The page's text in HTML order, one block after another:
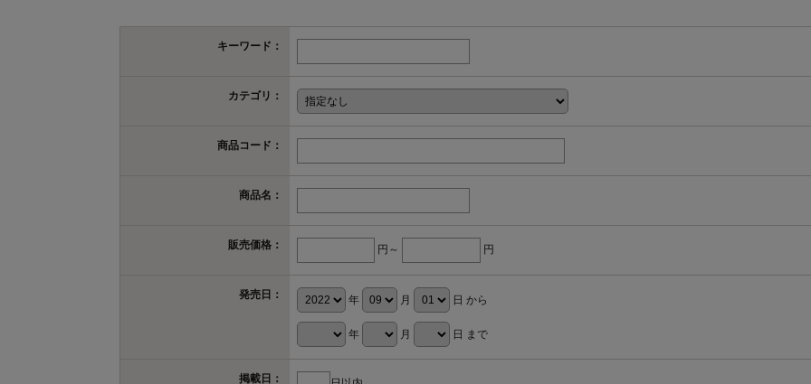
キーワード：
カテゴリ：
商品コード：
商品名：
販売価格： 円～ 円
発売日： 年 月 日 から
年 月 日 まで
掲載日：